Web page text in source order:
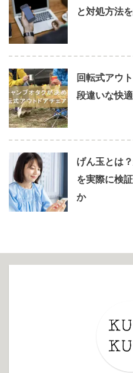
と対処方法
回転式アウ
段違いな快
げん玉とは
を実際に検
か